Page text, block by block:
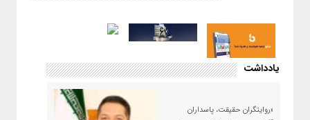
یادداشت
«روایتگران حقیقت، پاسداران